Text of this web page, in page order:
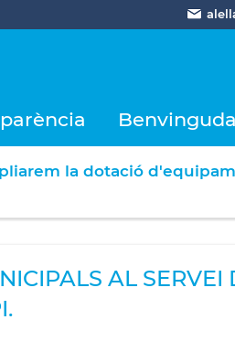
Benvinguda
la dotació
AL SERVEI